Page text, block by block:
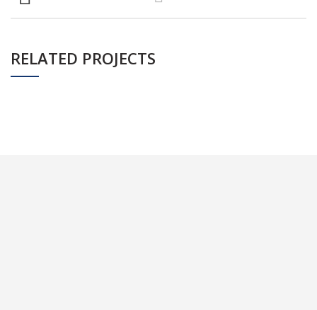
RELATED PROJECTS